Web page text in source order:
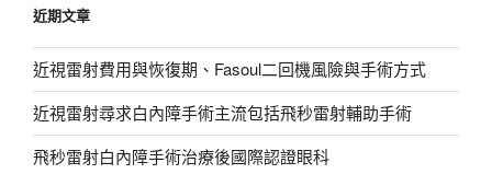
字:
近期文章
近視雷射費用與恢復期、Fasoul二回機風險與手術方式
近視雷射尋求白內障手術主流包括飛秒雷射輔助手術
飛秒雷射白內障手術治療後國際認證眼科